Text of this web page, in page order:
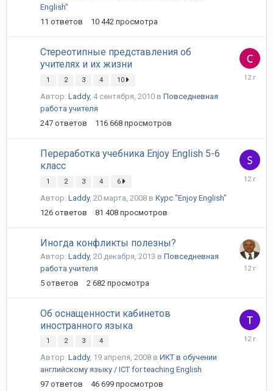
English"
11 ответов 10 442 просмотра
Стереотипные представления об
учителях и их жизни
1 2 3 4 10
Автор: Laddy, 4 сентября, 2010 в Повседневная
работа учителя
247 ответов 116 668 просмотров
Переработка учебника Enjoy English 5-6
класс
1 2 3 4 6
Автор: Laddy, 20 марта, 2008 в Курс "Enjoy English"
126 ответов 81 408 просмотров
13
Иногда конфликты полезны?
Автор: Laddy, 20 декабря, 2013 в Повседневная
работа учителя
5 ответов 2 682 просмотра
Об оснащенности кабинетов
иностранного языка
1 2 3 4
Автор: Laddy, 19 апреля, 2008 в ИКТ в обучении
английскому языку / ICT for teaching English
97 ответов 46 699 просмотров
29